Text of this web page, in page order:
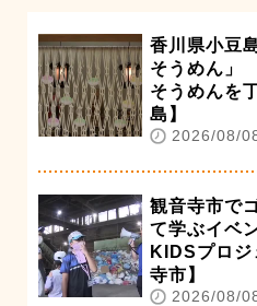
香川県小豆
そうめん」
そうめんを
島】
2026/08/
観音寺市で
て学ぶイベ
KIDSプロ
寺市】
2026/08/